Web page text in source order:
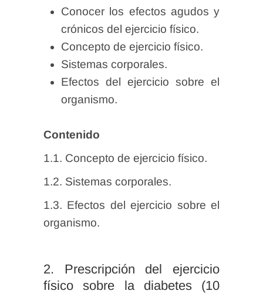
Conocer los efectos agudos y
crónicos del ejercicio físico.
Concepto de ejercicio físico.
Sistemas corporales.
Efectos del ejercicio sobre el
organismo.
Contenido
1.1. Concepto de ejercicio físico.
1.2. Sistemas corporales.
1.3. Efectos del ejercicio sobre el
organismo.
2. Prescripción del ejercicio
físico sobre la diabetes (10